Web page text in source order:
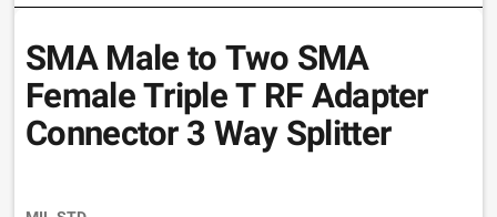
SMA Male to Two SMA
Female Triple T RF Adapter
Connector 3 Way Splitter